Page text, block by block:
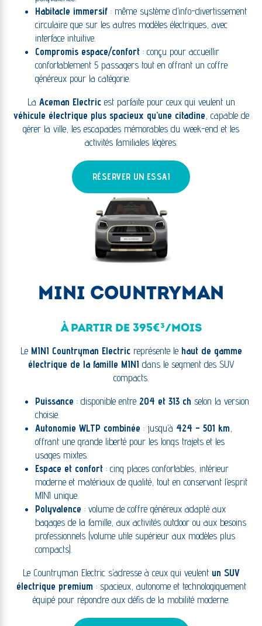
Habitacle immersif : même système d’info-divertissement
circulaire que sur les autres modèles électriques, avec
interface intuitive.
Compromis espace/confort : conçu pour accueillir
confortablement 5 passagers tout en offrant un coffre
généreux pour la catégorie.
La Aceman Electricest parfaite pour ceux qui veulent un
véhicule électrique plus spacieux qu’une citadine , capable de
gérer la ville, les escapades mémorables du week-end et les
activités familiales légères.
RÉSERVER UN ESSAI
MINI COUNTRYMAN
À PARTIR DE 395€³/MOIS
Le MINI Countryman Electricreprésente le haut de gamme
électrique de la famille MINI dans le segment des SUV
compacts.
Puissance : disponible entre 204 et 313 ch selon la version
choisie.
Autonomie WLTP combinée : jusqu’à 424 – 501 km,
offrant une grande liberté pour les longs trajets et les
usages mixtes.
Espace et confort : cinq places confortables, intérieur
moderne et matériaux de qualité, tout en conservant l’esprit
MINI unique.
Polyvalence : volume de coffre généreux adapté aux
bagages de la famille, aux activités outdoor ou aux besoins
professionnels (volume utile supérieur aux modèles plus
compacts).
Le Countryman Electric s’adresse à ceux qui veulent un SUV
électrique premium: spacieux, autonome et technologiquement
équipé pour répondre aux défis de la mobilité moderne.